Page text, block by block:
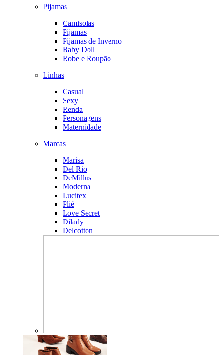
Pijamas
Camisolas
Pijamas
Pijamas de Inverno
Baby Doll
Robe e Roupão
Linhas
Casual
Sexy
Renda
Personagens
Maternidade
Marcas
Marisa
Del Rio
DeMillus
Moderna
Lucitex
Plié
Love Secret
Dilady
Delcotton